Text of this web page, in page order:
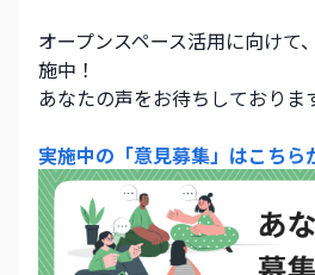
オープンスペース活用に向けて
施中！
あなたの声をお待ちしておりま
実施中の「意見募集」はこちら